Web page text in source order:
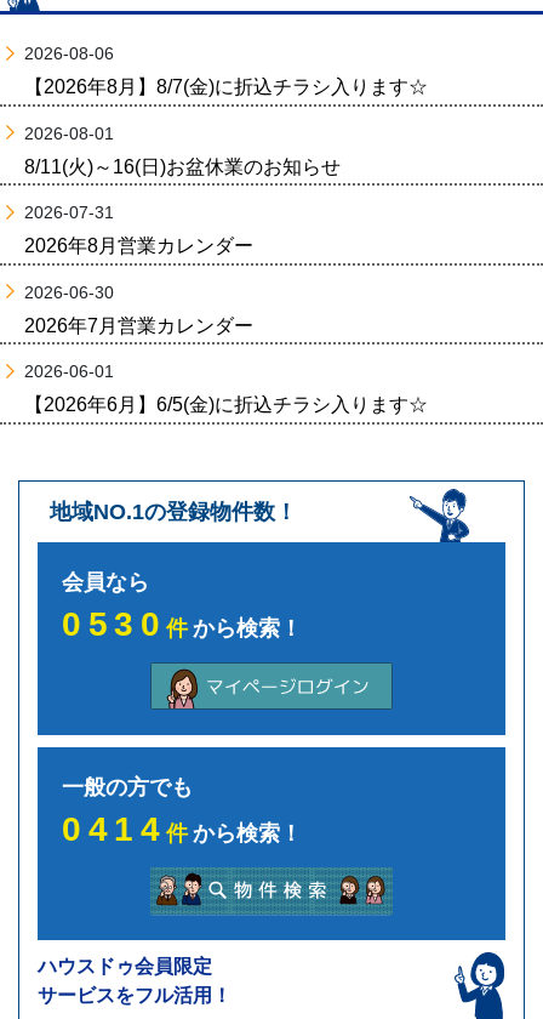
2026-08-06
【2026年8月】8/7(金)に折込チラシ入ります☆
2026-08-01
8/11(火)～16(日)お盆休業のお知らせ
2026-07-31
2026年8月営業カレンダー
2026-06-30
2026年7月営業カレンダー
2026-06-01
【2026年6月】6/5(金)に折込チラシ入ります☆
地域NO.1の登録物件数！
会員なら
0530件から検索！
一般の方でも
0414件から検索！
ハウスドゥ会員限定
サービスをフル活用！